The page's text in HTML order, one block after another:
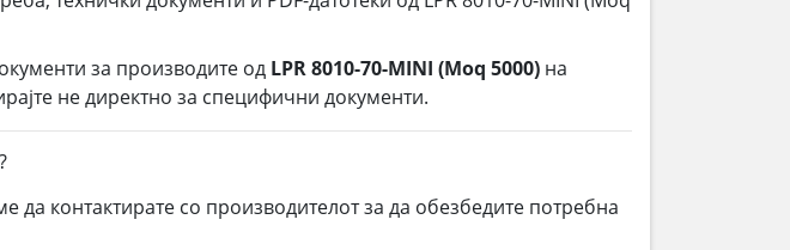
за производите од LPR 8010-70-MINI (Moq 5000) на
не директно за специфични документи.
контактирате со производителот за да обезбедите потребна